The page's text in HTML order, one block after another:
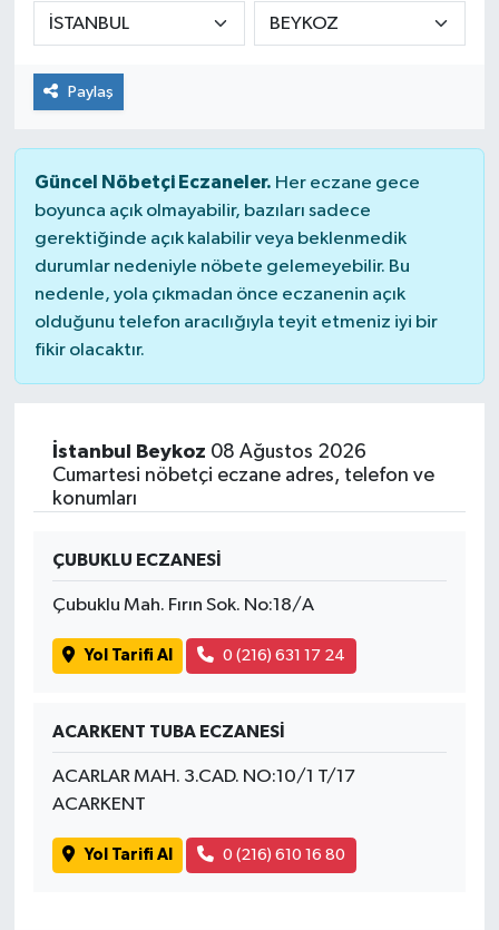
Paylaş
Güncel Nöbetçi Eczaneler. Her eczane gece
boyunca açık olmayabilir, bazıları sadece
gerektiğinde açık kalabilir veya beklenmedik
durumlar nedeniyle nöbete gelemeyebilir. Bu
nedenle, yola çıkmadan önce eczanenin açık
olduğunu telefon aracılığıyla teyit etmeniz iyi bir
fikir olacaktır.
İstanbul Beykoz 08 Ağustos 2026
Cumartesi nöbetçi eczane adres, telefon ve
konumları
ÇUBUKLU ECZANESİ
Çubuklu Mah. Fırın Sok. No:18/A
Yol Tarifi Al 0 (216) 631 17 24
ACARKENT TUBA ECZANESİ
ACARLAR MAH. 3.CAD. NO:10/1 T/17
ACARKENT
Yol Tarifi Al 0 (216) 610 16 80
Dursunbey
Edremit
EĞİTİM
EKONOMİ
Erdek
Gömeç
Havran
İvrindi
KENT GÜNDEMİ
Kepsut
KÜLTÜR-SANAT
MAGAZİN
MANŞET